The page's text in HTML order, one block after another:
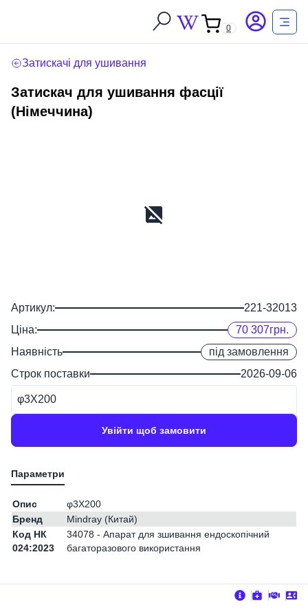
0
Затискачі для ушивання
Затискач для ушивання фасції
(Німеччина)
Артикул:
221-32013
Ціна:
70 307грн.
Наявність
під замовлення
Строк поставки
2026-09-06
φ3X200
Увійти щоб замовити
Опис
φ3X200
Бренд
Mindray (Китай)
Код НК
024:2023
34078 - Апарат для зшивання ендоскопічний
багаторазового використання